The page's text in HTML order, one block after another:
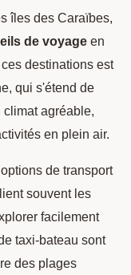
îles des Caraïbes,
de voyage en
destinations est
qui s'étend de
climat agréable,
en plein air.
de transport
souvent les
facilement
taxi-bateau sont
des plages